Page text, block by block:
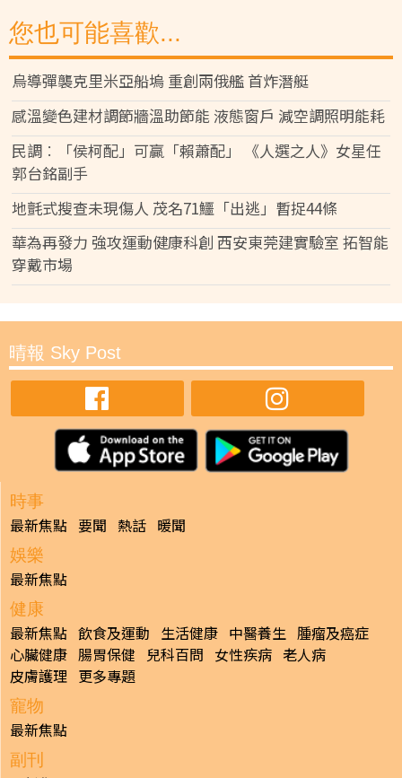
您也可能喜歡...
烏導彈襲克里米亞船塢 重創兩俄艦 首炸潛艇
感溫變色建材調節牆溫助節能 液態窗戶 減空調照明能耗
民調︰「侯柯配」可贏「賴蕭配」 《人選之人》女星任
郭台銘副手
地氈式搜查未現傷人 茂名71鱷「出逃」暫捉44條
華為再發力 強攻運動健康科創 西安東莞建實驗室 拓智能
穿戴市場
晴報 Sky Post
時事
最新焦點 要聞 熱話 暖聞
娛樂
最新焦點
健康
最新焦點 飲食及運動 生活健康 中醫養生 腫瘤及癌症
心臟健康 腸胃保健 兒科百問 女性疾病 老人病
皮膚護理 更多專題
寵物
最新焦點
副刊